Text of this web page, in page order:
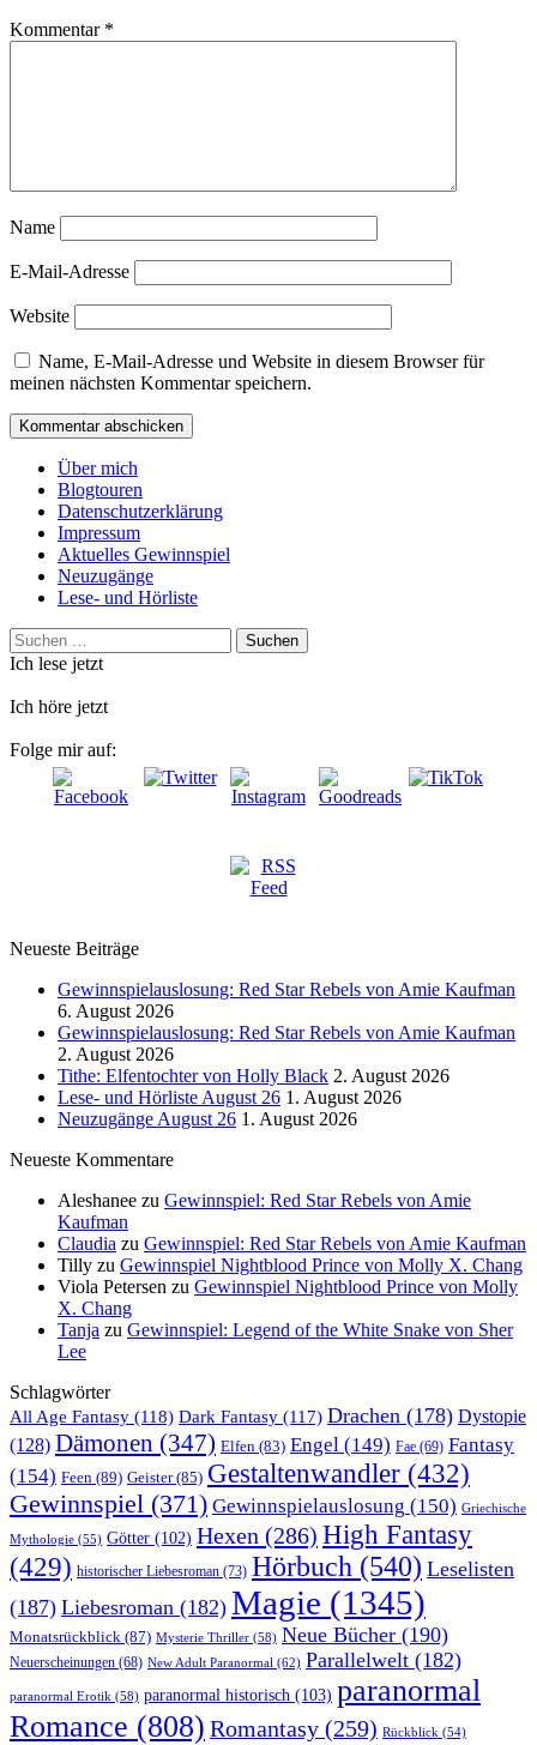
Kommentar *
Name
E-Mail-Adresse
Website
Name, E-Mail-Adresse und Website in diesem Browser für
meinen nächsten Kommentar speichern.
Über mich
Blogtouren
Datenschutzerklärung
Impressum
Aktuelles Gewinnspiel
Neuzugänge
Lese- und Hörliste
Suchen
nach:
Ich lese jetzt
Ich höre jetzt
Folge mir auf:
Neueste Beiträge
Gewinnspielauslosung: Red Star Rebels von Amie Kaufman
6. August 2026
Gewinnspielauslosung: Red Star Rebels von Amie Kaufman
2. August 2026
Tithe: Elfentochter von Holly Black 2. August 2026
Lese- und Hörliste August 26 1. August 2026
Neuzugänge August 26 1. August 2026
Neueste Kommentare
Aleshanee zu Gewinnspiel: Red Star Rebels von Amie
Kaufman
Claudia zu Gewinnspiel: Red Star Rebels von Amie Kaufman
Tilly zu Gewinnspiel Nightblood Prince von Molly X. Chang
Viola Petersen zu Gewinnspiel Nightblood Prince von Molly
X. Chang
Tanja zu Gewinnspiel: Legend of the White Snake von Sher
Lee
Schlagwörter
All Age Fantasy (118) Dark Fantasy (117) Drachen (178) Dystopie
(128) Dämonen (347) Elfen (83) Engel (149) Fae (69) Fantasy
(154) Feen (89) Geister(85) Gestaltenwandler (432)
Gewinnspiel (371) Gewinnspielauslosung (150) Griechische
Mythologie (55) Götter (102) Hexen (286) High Fantasy
(429) historischer Liebesroman (73) Hörbuch (540) Leselisten
(187) Liebesroman (182) Magie (1345)
Monatsrückblick (87) Mysterie Thriller (58) Neue Bücher (190)
Neuerscheinungen (68) New Adult Paranormal (62) Parallelwelt (182)
paranormal Erotik (58) paranormal historisch (103) paranormal
Romance (808) Romantasy (259) Rückblick (54)